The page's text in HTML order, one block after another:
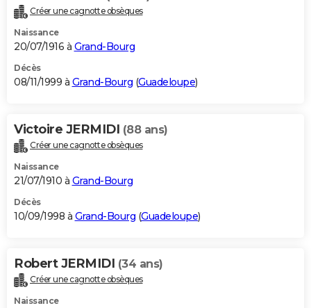
Créer une cagnotte obsèques
Naissance
20/07/1916 à Grand-Bourg
Décès
08/11/1999 à Grand-Bourg (Guadeloupe)
Victoire JERMIDI (88 ans)
Créer une cagnotte obsèques
Naissance
21/07/1910 à Grand-Bourg
Décès
10/09/1998 à Grand-Bourg (Guadeloupe)
Robert JERMIDI (34 ans)
Créer une cagnotte obsèques
Naissance